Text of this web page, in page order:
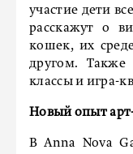
участие дети
расскажут о
кошек, их
другом. Также
классы и игра-
Новый опыт
В Anna Nova